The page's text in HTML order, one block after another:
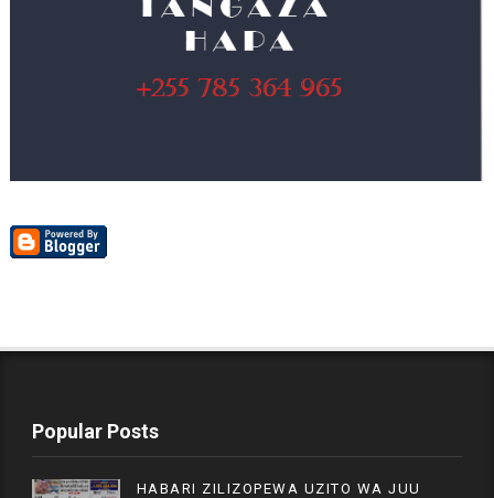
Popular Posts
HABARI ZILIZOPEWA UZITO WA JUU